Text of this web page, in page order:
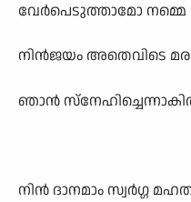
വേർപെടുത്താമോ
നിൻജയം അതെവിടെ
ഞാൻ
നിൻ ദാനമാം സ്വർഗ്ഗ